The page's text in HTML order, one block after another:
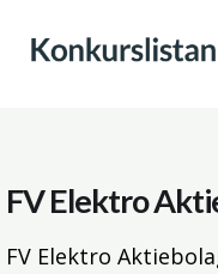
FV Elektro
FV Elektro